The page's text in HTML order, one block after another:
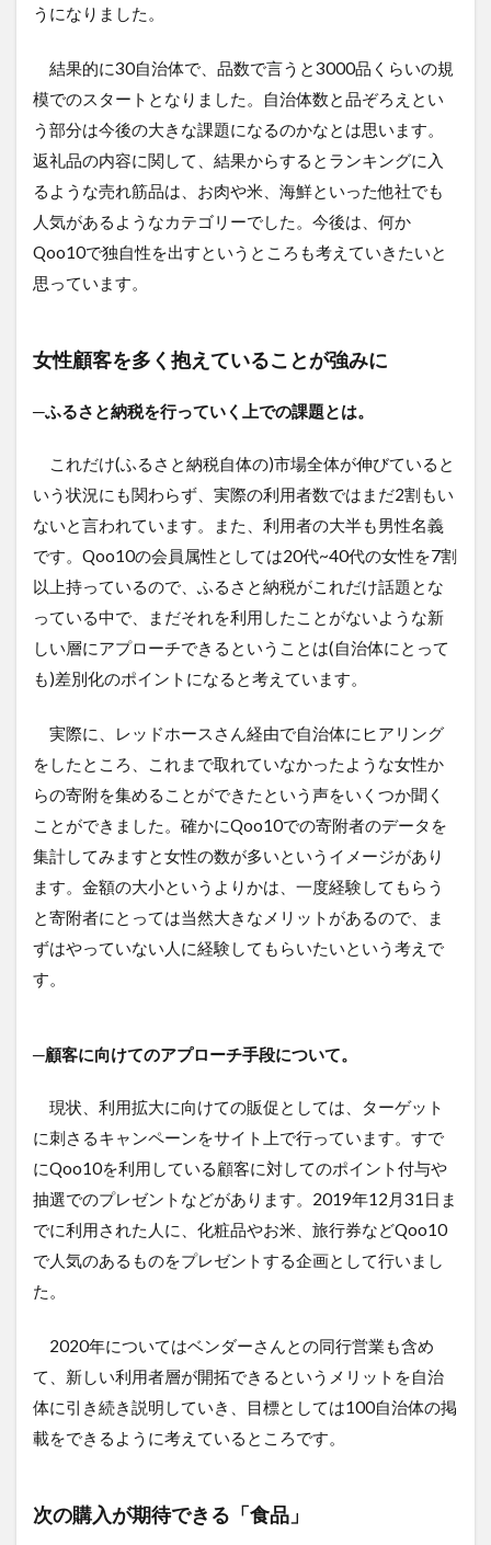
うになりました。
結果的に30自治体で、品数で言うと3000品くらいの規
模でのスタートとなりました。自治体数と品ぞろえとい
う部分は今後の大きな課題になるのかなとは思います。
返礼品の内容に関して、結果からするとランキングに入
るような売れ筋品は、お肉や米、海鮮といった他社でも
人気があるようなカテゴリーでした。今後は、何か
Qoo10で独自性を出すというところも考えていきたいと
思っています。
女性顧客を多く抱えていることが強みに
─ふるさと納税を行っていく上での課題とは。
これだけ(ふるさと納税自体の)市場全体が伸びていると
いう状況にも関わらず、実際の利用者数ではまだ2割もい
ないと言われています。また、利用者の大半も男性名義
です。Qoo10の会員属性としては20代~40代の女性を7割
以上持っているので、ふるさと納税がこれだけ話題とな
っている中で、まだそれを利用したことがないような新
しい層にアプローチできるということは(自治体にとって
も)差別化のポイントになると考えています。
実際に、レッドホースさん経由で自治体にヒアリング
をしたところ、これまで取れていなかったような女性か
らの寄附を集めることができたという声をいくつか聞く
ことができました。確かにQoo10での寄附者のデータを
集計してみますと女性の数が多いというイメージがあり
ます。金額の大小というよりかは、一度経験してもらう
と寄附者にとっては当然大きなメリットがあるので、ま
ずはやっていない人に経験してもらいたいという考えで
す。
─顧客に向けてのアプローチ手段について。
現状、利用拡大に向けての販促としては、ターゲット
に刺さるキャンペーンをサイト上で行っています。すで
にQoo10を利用している顧客に対してのポイント付与や
抽選でのプレゼントなどがあります。2019年12月31日ま
でに利用された人に、化粧品やお米、旅行券などQoo10
で人気のあるものをプレゼントする企画として行いまし
た。
2020年についてはベンダーさんとの同行営業も含め
て、新しい利用者層が開拓できるというメリットを自治
体に引き続き説明していき、目標としては100自治体の掲
載をできるように考えているところです。
次の購入が期待できる「食品」